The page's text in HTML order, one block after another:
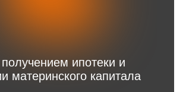
ипотеки и
материнского капитала